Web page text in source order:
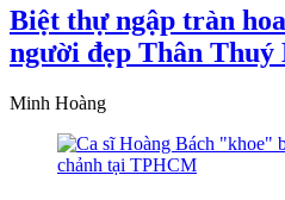
Biệt thự ngập tràn
người đẹp Thân Thuý
Minh Hoàng